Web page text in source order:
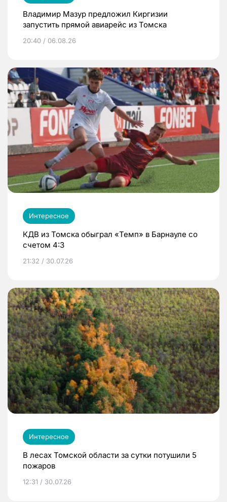
Владимир Мазур предложил Киргизии
запустить прямой авиарейс из Томска
20:40 / 06.08.26
Интересное
КДВ из Томска обыграл «Темп» в Барнауле со
счетом 4:3
21:32 / 30.07.26
Интересное
В лесах Томской области за сутки потушили 5
пожаров
12:31 / 30.07.26